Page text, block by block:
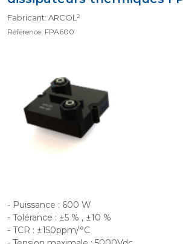
Fabricant: ARCOL²
Référence: FPA600
- Puissance : 600 W
- Tolérance : ±5 % , ±10 %
- TCR : ±150ppm/°C